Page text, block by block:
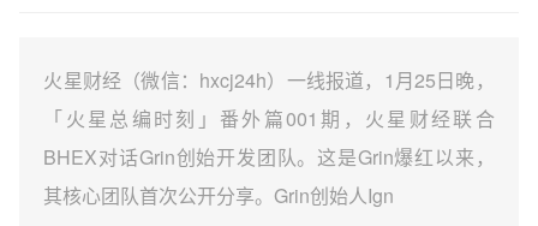
火星财经（微信：hxcj24h）一线报道，1月25日晚，
「火星总编时刻」番外篇001期，火星财经联合
BHEX对话Grin创始开发团队。这是Grin爆红以来，
其核心团队首次公开分享。Grin创始人Ign